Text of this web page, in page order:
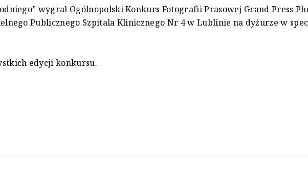
wygrał Ogólnopolski Konkurs Fotografii Prasowej Grand Press
Publicznego Szpitala Klinicznego Nr 4 w Lublinie na dyżurze w
edycji konkursu.